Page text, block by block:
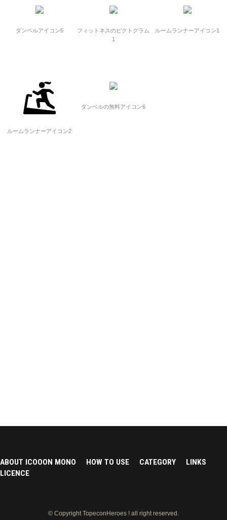
ダンベルアイコン5
フィットネスのピクトグラム
1
ルームランナーアイコン1
ルームランナーアイコン2
ダンベルの無料アイコン6
ABOUT ICOOON MONO HOW TO USE CATEGORY
LINKS
LICENCE
© Copyright TopeconHeroes ! all right reserved.